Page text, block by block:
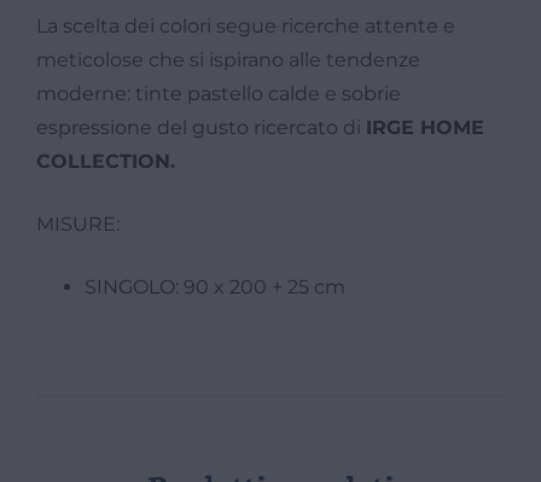
La scelta dei colori segue ricerche attente e
meticolose che si ispirano alle tendenze
moderne: tinte pastello calde e sobrie
espressione del gusto ricercato di IRGE HOME
COLLECTION.
MISURE:
SINGOLO: 90 x 200 + 25 cm